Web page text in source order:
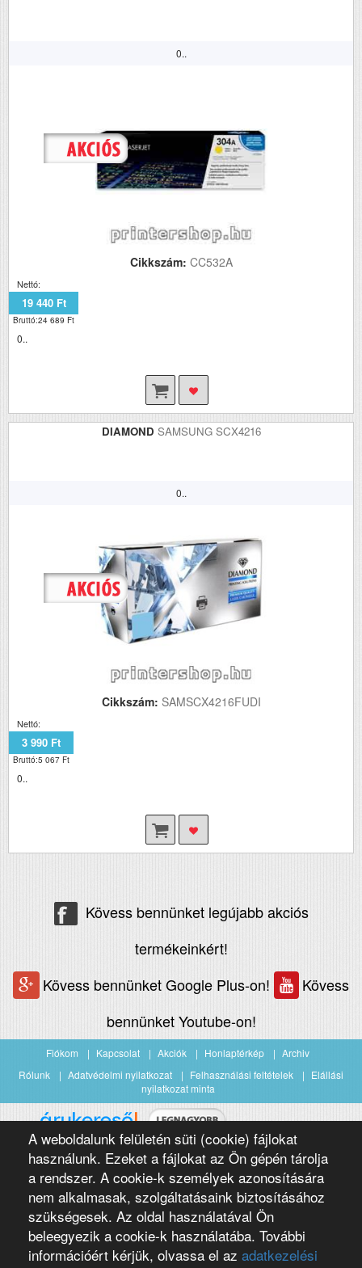
0..
Cikkszám: CC532A
Nettó:
19 440 Ft
Bruttó:24 689 Ft
0..
DIAMOND SAMSUNG SCX4216
0..
Cikkszám: SAMSCX4216FUDI
Nettó:
3 990 Ft
Bruttó:5 067 Ft
0..
A weboldalunk felületén süti (cookie) fájlokat
használunk. Ezeket a fájlokat az Ön gépén tárolja
a rendszer. A cookie-k személyek azonosítására
nem alkalmasak, szolgáltatásaink biztosításához
szükségesek. Az oldal használatával Ön
beleegyezik a cookie-k használatába. További
információért kérjük, olvassa el az adatkezelési
Kövess bennünket legújabb akciós
termékeinkért!
Kövess bennünket Google Plus-on!
Kövess
bennünket Youtube-on!
Fiókom Kapcsolat Akciók Honlaptérkép
Archiv
Rólunk
Adatvédelmi nyilatkozat Felhasználási feltételek
Elállási
nyilatkozat minta